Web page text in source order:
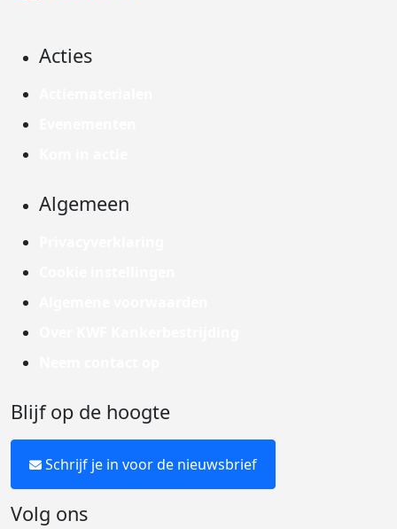
Acties
Algemeen
Blijf op de hoogte
Schrijf je in voor de nieuwsbrief
Volg ons